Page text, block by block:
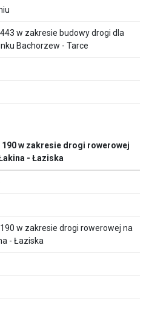
w zakresie budowy drogi dla
Bachorzew - Tarce
190 w zakresie drogi rowerowej
- Łaziska
w zakresie drogi rowerowej na
- Łaziska